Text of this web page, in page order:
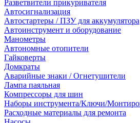
Разветвители прикуривателя
Автосигнализация
Автостартеры / ПЗУ для аккумулятора
Автоинструмент и оборудование
Манометры
Автономные отопители
Гайковерты
Домкраты
Аварийные знаки / Огнетушители
Лампа паяльная
Компрессоры для шин
Наборы инструмента/Ключи/
Расходные материалы для ремонта